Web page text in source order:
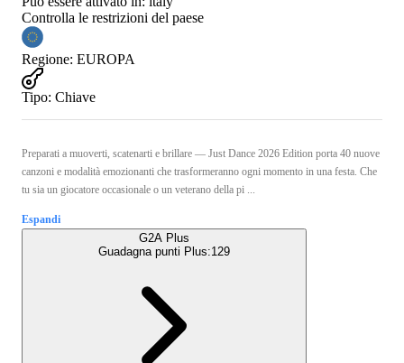
Controlla le restrizioni del paese
Regione: EUROPA
Tipo: Chiave
Preparati a muoverti, scatenarti e brillare — Just Dance 2026 Edition porta 40 nuove
canzoni e modalità emozionanti che trasformeranno ogni momento in una festa. Che
tu sia un giocatore occasionale o un veterano della pi ...
Espandi
G2A Plus
Guadagna punti Plus:129